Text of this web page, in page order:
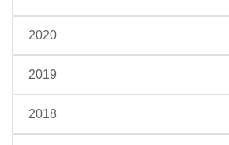
2020
2019
2018